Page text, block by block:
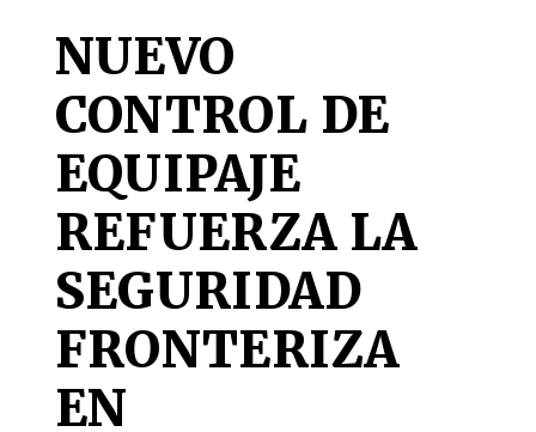
NUEVO
CONTROL DE
EQUIPAJE
REFUERZA LA
SEGURIDAD
FRONTERIZA
EN